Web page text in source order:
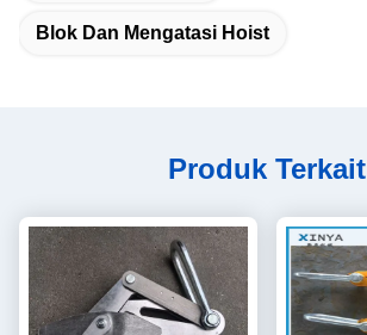
Blok Dan Mengatasi Hoist
Produk Terkait